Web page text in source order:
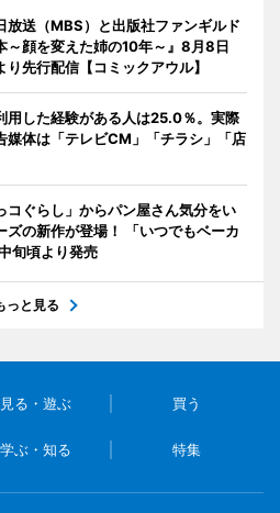
放送（MBS）と出版社ファンギルド
～顔を変えた姉の10年～』8月8日
り先行配信【コミックアウル】
用した経験がある人は25.0％。実際
媒体は「テレビCM」「チラシ」「店
コぐらし」からパン屋さん気分をい
ズの新作が登場！ 「いつでもベーカ
旬頃より発売
っと見る
見る・遊ぶ 買う
学ぶ・知る 特集